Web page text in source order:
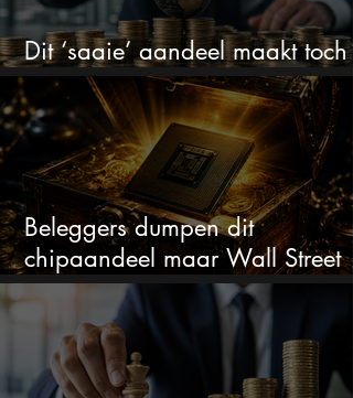
Dit ‘saaie’ aandeel maakt toch
bizar veel winst
Beleggers dumpen dit
chipaandeel maar Wall Street
ziet een zeldzame koopkans